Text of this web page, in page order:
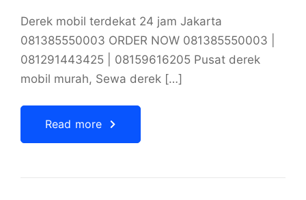
Derek mobil terdekat 24 jam Jakarta
081385550003 ORDER NOW 081385550003 |
081291443425 | 08159616205 Pusat derek
mobil murah, Sewa derek […]
Read more